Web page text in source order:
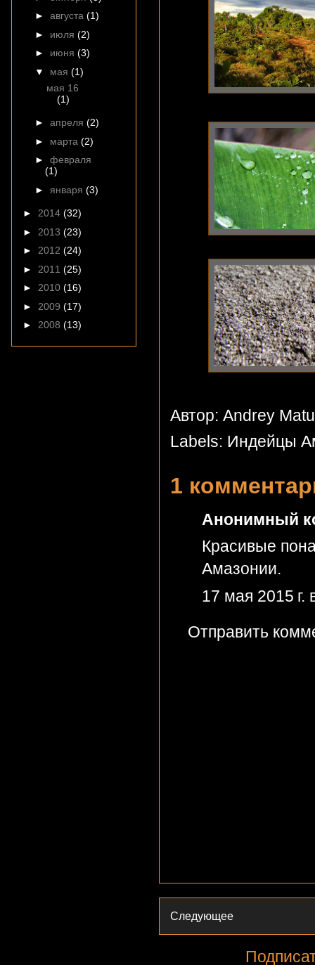
Автор: Andrey
Labels: Индейцы
1
Анонимный
Красивые
Амазонии.
17 мая 2015 г.
Отправить
Следующее
► августа (1)
► июля (2)
► июня (3)
▼ мая (1)
мая 16
(1)
► апреля (2)
► марта (2)
► февраля
(1)
► января (3)
► 2014 (32)
► 2013 (23)
► 2012 (24)
► 2011 (25)
► 2010 (16)
► 2009 (17)
► 2008 (13)